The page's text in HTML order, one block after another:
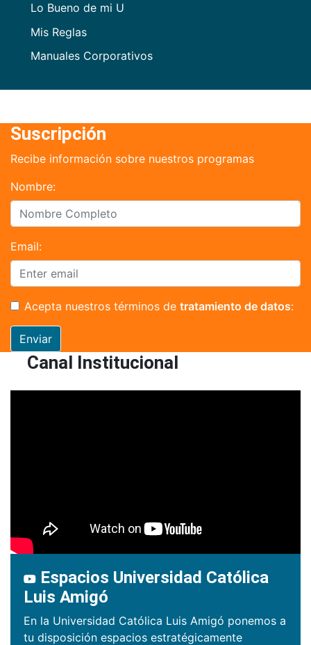
Lo Bueno de mi U
Mis Reglas
Manuales Corporativos
Suscripción
Recibe información sobre nuestros programas
Nombre:
Email:
Acepta nuestros términos de tratamiento de datos:
Enviar
Canal Institucional
Espacios Universidad Católica
Luis Amigó
En la Universidad Católica Luis Amigó ponemos a
tu disposición espacios estratégicamente